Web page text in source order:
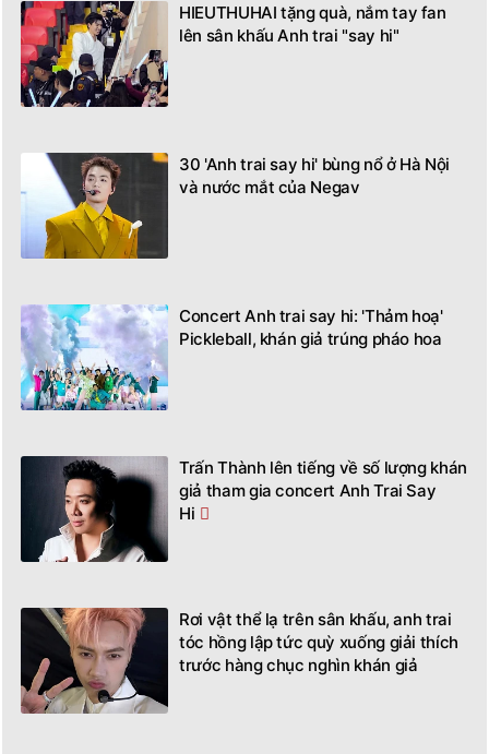
HIEUTHUHAI tặng quà, nắm tay fan
lên sân khấu Anh trai "say hi"
30 'Anh trai say hi' bùng nổ ở Hà Nội
và nước mắt của Negav
Concert Anh trai say hi: 'Thảm hoạ'
Pickleball, khán giả trúng pháo hoa
Trấn Thành lên tiếng về số lượng khán
giả tham gia concert Anh Trai Say
Hi
Rơi vật thể lạ trên sân khấu, anh trai
tóc hồng lập tức quỳ xuống giải thích
trước hàng chục nghìn khán giả